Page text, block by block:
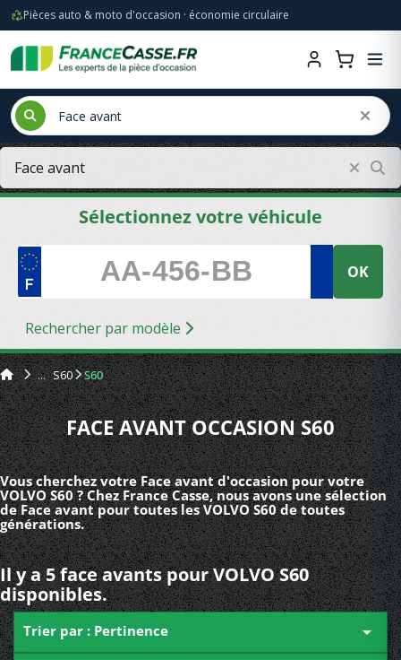
Pièces auto & moto d'occasion · économie circulaire
Sélectionnez votre véhicule
OK
Rechercher par modèle
S60 S60
FACE AVANT OCCASION S60
Vous cherchez votre Face avant d'occasion pour votre
VOLVO S60 ? Chez France Casse, nous avons une sélection
de Face avant pour toutes les VOLVO S60 de toutes
générations.
Il y a 5 face avants pour VOLVO S60
disponibles.
Trier par : Pertinence 